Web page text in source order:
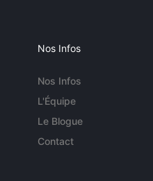
Nos Infos
Nos Infos
L'Équipe
Le Blogue
Contact